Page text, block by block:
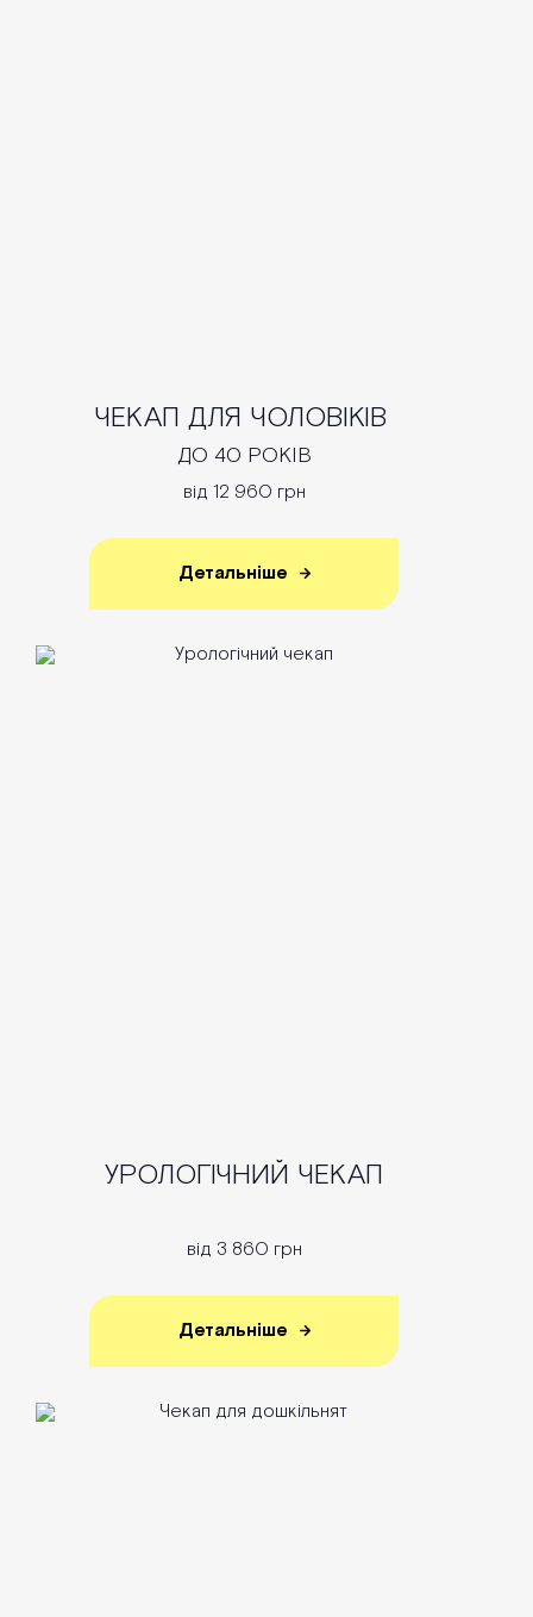
ЧЕКАП ДЛЯ ЧОЛОВІКІВ
ДО 40 РОКІВ
від 12 960 грн
Детальніше
УРОЛОГІЧНИЙ ЧЕКАП
від 3 860 грн
Детальніше